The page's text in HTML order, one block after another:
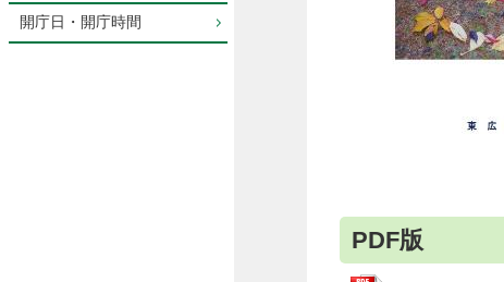
開庁日・開庁時間
PDF版